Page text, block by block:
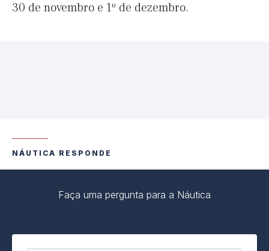
30 de novembro e 1º de dezembro.
NÁUTICA RESPONDE
Faça uma pergunta para a Náutica